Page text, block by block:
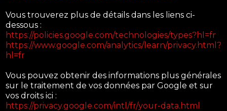
Vous trouverez plus de détails dans les liens ci-
dessous :
https://policies.google.com/technologies/types?hl=fr
https://www.google.com/analytics/learn/privacy.html?
hl=fr
Vous pouvez obtenir des informations plus générales
sur le traitement de vos données par Google et sur
vos droits ici :
https://privacy.google.com/intl/fr/your-data.html